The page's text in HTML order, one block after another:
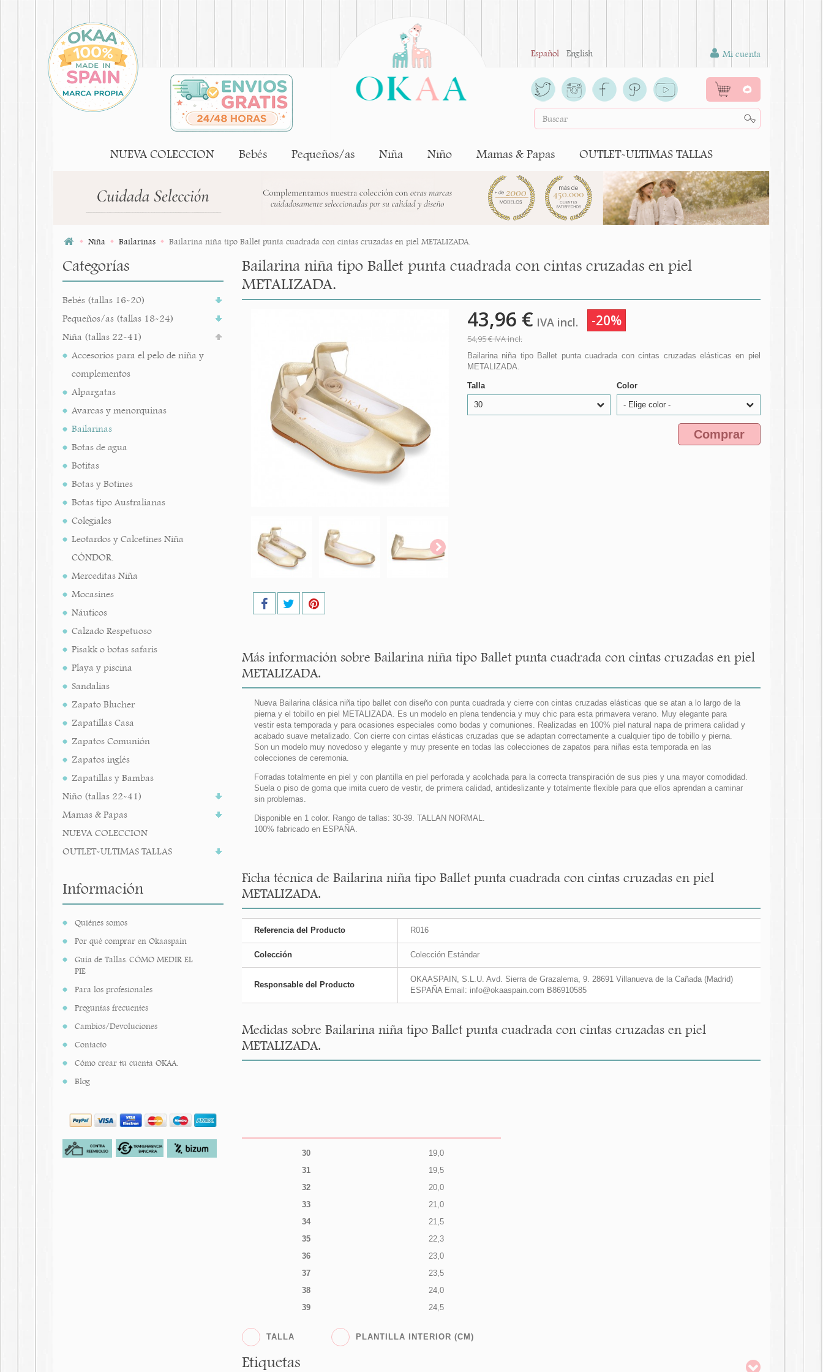
Español English Mi cuenta
0
NUEVA COLECCION Bebés Pequeños/as Niña Niño Mamas & Papas OUTLET-ULTIMAS TALLAS
Niña Bailarinas Bailarina niña tipo Ballet punta cuadrada con cintas cruzadas en piel METALIZADA.
Categorías
Bebés (tallas 16-20)
Pequeños/as (tallas 18-24)
Niña (tallas 22-41)
Accesorios para el pelo de niña y
complementos
Alpargatas
Avarcas y menorquinas
Bailarinas
Botas de agua
Botitas
Botas y Botines
Botas tipo Australianas
Colegiales
Leotardos y Calcetines Niña
CÓNDOR.
Merceditas Niña
Mocasines
Náuticos
Calzado Respetuoso
Pisakk o botas safaris
Playa y piscina
Sandalias
Zapato Blucher
Zapatillas Casa
Zapatos Comunión
Zapatos inglés
Zapatillas y Bambas
Niño (tallas 22-41)
Mamas & Papas
NUEVA COLECCION
OUTLET-ULTIMAS TALLAS
Información
Quiénes somos
Por qué comprar en Okaaspain
Guía de Tallas. CÓMO MEDIR EL
PIE
Para los profesionales
Preguntas frecuentes
Cambios/Devoluciones
Contacto
Cómo crear tu cuenta OKAA.
Blog
Bailarina niña tipo Ballet punta cuadrada con cintas cruzadas en piel
METALIZADA.
43,96 € IVA incl. -20%
54,95 €IVA incl.
Bailarina niña tipo Ballet punta cuadrada con cintas cruzadas elásticas en piel
METALIZADA.
Talla
30
Color
- Elige color -
Comprar
Más información sobre Bailarina niña tipo Ballet punta cuadrada con cintas cruzadas en piel
METALIZADA.
Nueva Bailarina clásica niña tipo ballet con diseño con punta cuadrada y cierre con cintas cruzadas elásticas que se atan a lo largo de la
pierna y el tobillo en piel METALIZADA. Es un modelo en plena tendencia y muy chic para esta primavera verano. Muy elegante para
vestir esta temporada y para ocasiones especiales como bodas y comuniones. Realizadas en 100% piel natural napa de primera calidad y
acabado suave metalizado. Con cierre con cintas elásticas cruzadas que se adaptan correctamente a cualquier tipo de tobillo y pierna.
Son un modelo muy novedoso y elegante y muy presente en todas las colecciones de zapatos para niñas esta temporada en las
colecciones de ceremonia.
Forradas totalmente en piel y con plantilla en piel perforada y acolchada para la correcta transpiración de sus pies y una mayor comodidad.
Suela o piso de goma que imita cuero de vestir, de primera calidad, antideslizante y totalmente flexible para que ellos aprendan a caminar
sin problemas.
Disponible en 1 color. Rango de tallas: 30-39. TALLAN NORMAL.
100% fabricado en ESPAÑA.
Ficha técnica de Bailarina niña tipo Ballet punta cuadrada con cintas cruzadas en piel
METALIZADA.
Referencia del Producto R016
Colección Colección Estándar
Responsable del Producto
OKAASPAIN, S.L.U. Avd. Sierra de Grazalema, 9. 28691 Villanueva de la Cañada (Madrid)
ESPAÑA Email: info@okaaspain.com B86910585
Medidas sobre Bailarina niña tipo Ballet punta cuadrada con cintas cruzadas en piel
METALIZADA.
30
19,0
31
19,5
32
20,0
33
21,0
34
21,5
35
22,3
36
23,0
37
23,5
38
24,0
39
24,5
TALLA PLANTILLA INTERIOR (CM)
Etiquetas